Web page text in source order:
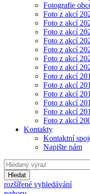
Fotografie
Foto z akcí
Foto z akcí
Foto z akcí
Foto z akcí
Foto z akcí
Foto z akcí
Foto z akcí
Foto z akcí
Foto z akcí
Foto z akcí
Foto z akcí
Foto z akcí
Foto z akcí
Kontakty
Kontaktní
Napište nám
Hledat
rozšířené vyhledávání